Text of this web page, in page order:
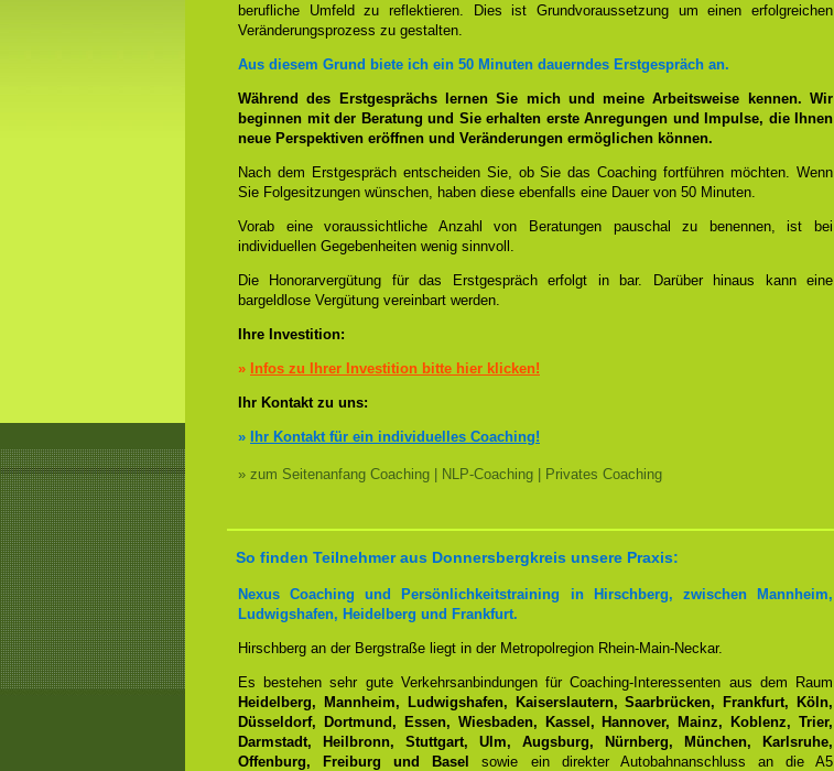
berufliche Umfeld zu reflektieren. Dies ist Grundvoraussetzung um einen erfolgreichen
Veränderungsprozess zu gestalten.
Aus diesem Grund biete ich ein 50 Minuten dauerndes Erstgespräch an.
Während des Erstgesprächs lernen Sie mich und meine Arbeitsweise kennen. Wir
beginnen mit der Beratung und Sie erhalten erste Anregungen und Impulse, die Ihnen
neue Perspektiven eröffnen und Veränderungen ermöglichen können.
Nach dem Erstgespräch entscheiden Sie, ob Sie das Coaching fortführen möchten. Wenn
Sie Folgesitzungen wünschen, haben diese ebenfalls eine Dauer von 50 Minuten.
Vorab eine voraussichtliche Anzahl von Beratungen pauschal zu benennen, ist bei
individuellen Gegebenheiten wenig sinnvoll.
Die Honorarvergütung für das Erstgespräch erfolgt in bar. Darüber hinaus kann eine
bargeldlose Vergütung vereinbart werden.
Ihre Investition:
» Infos zu Ihrer Investition bitte hier klicken!
Ihr Kontakt zu uns:
» Ihr Kontakt für ein individuelles Coaching!
» zum Seitenanfang Coaching | NLP-Coaching | Privates Coaching
So finden Teilnehmer aus Donnersbergkreis unsere Praxis:
Nexus Coaching und Persönlichkeitstraining in Hirschberg, zwischen Mannheim,
Ludwigshafen, Heidelberg und Frankfurt.
Hirschberg an der Bergstraße liegt in der Metropolregion Rhein-Main-Neckar.
Es bestehen sehr gute Verkehrsanbindungen für Coaching-Interessenten aus dem Raum
Heidelberg, Mannheim, Ludwigshafen, Kaiserslautern, Saarbrücken, Frankfurt, Köln,
Düsseldorf, Dortmund, Essen, Wiesbaden, Kassel, Hannover, Mainz, Koblenz, Trier,
Darmstadt, Heilbronn, Stuttgart, Ulm, Augsburg, Nürnberg, München, Karlsruhe,
Offenburg, Freiburg und Basel
sowie ein direkter Autobahnanschluss an die A5